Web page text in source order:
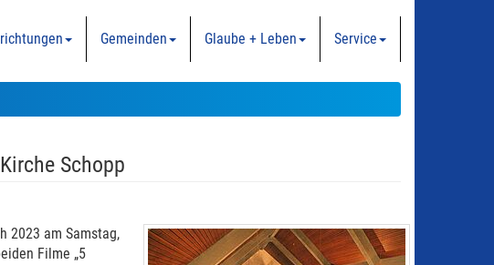
Gemeinden Glaube + Leben Service
Schopp
2023 am Samstag,
Filme „5